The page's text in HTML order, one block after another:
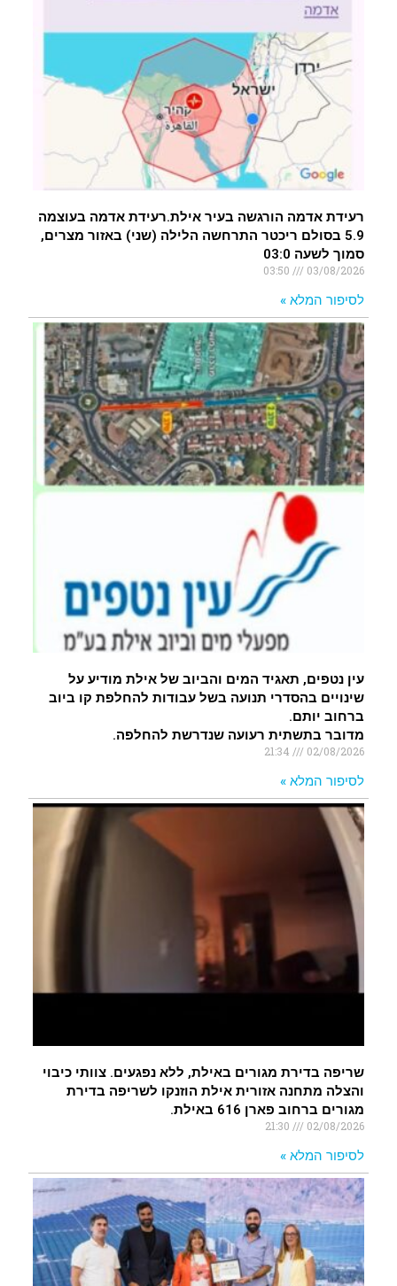
רעידת אדמה הורגשה בעיר אילת.רעידת אדמה בעוצמה
5.9 בסולם ריכטר התרחשה הלילה (שני) באזור מצרים,
סמוך לשעה 03:0
03/08/2026
לסיפור המלא »
עין נטפים, תאגיד המים והביוב של אילת מודיע על
שינויים בהסדרי תנועה בשל עבודות להחלפת קו ביוב
ברחוב יותם.
מדובר בתשתית רעועה שנדרשת להחלפה.
02/08/2026
לסיפור המלא »
שריפה בדירת מגורים באילת, ללא נפגעים. צוותי כיבוי
והצלה מתחנה אזורית אילת הוזנקו לשריפה בדירת
מגורים ברחוב פארן 616 באילת.
02/08/2026
לסיפור המלא »